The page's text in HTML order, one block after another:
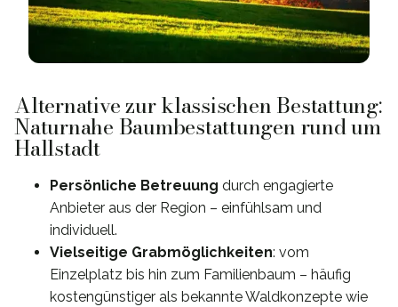
Alternative zur klassischen Bestattung:
Naturnahe Baumbestattungen rund um
Hallstadt
Persönliche Betreuung durch engagierte
Anbieter aus der Region – einfühlsam und
individuell.
Vielseitige Grabmöglichkeiten: vom
Einzelplatz bis hin zum Familienbaum – häufig
kostengünstiger als bekannte Waldkonzepte wie